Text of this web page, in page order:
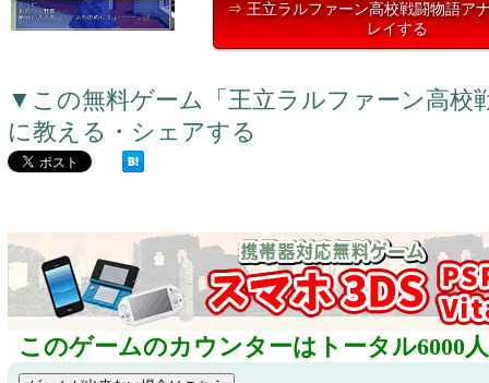
⇒ 王立ラルファーン高校戦闘物語ア
レイする
▼この無料ゲーム「王立ラルファーン高校
に教える・シェアする
このゲームのカウンターはトータル6000